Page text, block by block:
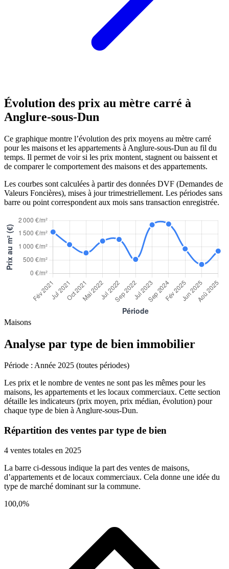
Évolution des prix au mètre carré à
Anglure-sous-Dun
Ce graphique montre l’évolution des prix moyens au mètre carré
pour les maisons et les appartements à Anglure-sous-Dun au fil du
temps. Il permet de voir si les prix montent, stagnent ou baissent et
de comparer le comportement des maisons et des appartements.
Les courbes sont calculées à partir des données DVF (Demandes de
Valeurs Foncières), mises à jour trimestriellement. Les périodes sans
barre ou point correspondent aux mois sans transaction enregistrée.
Maisons
Analyse par type de bien immobilier
Période : Année 2025 (toutes périodes)
Les prix et le nombre de ventes ne sont pas les mêmes pour les
maisons, les appartements et les locaux commerciaux. Cette section
détaille les indicateurs (prix moyen, prix médian, évolution) pour
chaque type de bien à Anglure-sous-Dun.
Répartition des ventes par type de bien
4 ventes totales en 2025
La barre ci-dessous indique la part des ventes de maisons,
d’appartements et de locaux commerciaux. Cela donne une idée du
type de marché dominant sur la commune.
100,0%